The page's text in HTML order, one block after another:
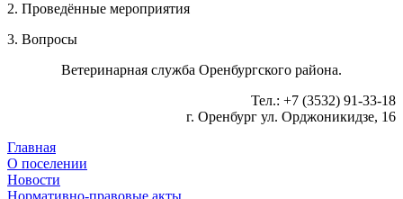
2. Проведённые мероприятия
3. Вопросы
Ветеринарная служба Оренбургского района.
Тел.: +7 (3532) 91-33-18
г. Оренбург ул. Орджоникидзе, 16
Главная
О поселении
Новости